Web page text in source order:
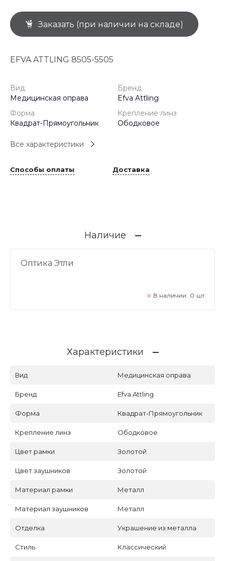
Заказать (при наличии на складе)
EFVA ATTLING 8505-5505
Вид
Медицинская оправа
Бренд
Efva Attling
Форма
Квадрат-Прямоугольник
Крепление линз
Ободковое
Все характеристики
Способы оплаты Доставка
Наличие
Оптика Этли
В наличии: 0 шт
Характеристики
Вид Медицинская оправа
Бренд Efva Attling
Форма Квадрат-Прямоугольник
Крепление линз Ободковое
Цвет рамки Золотой
Цвет заушников Золотой
Материал рамки Металл
Материал заушников Металл
Отделка Украшение из металла
Стиль Классический